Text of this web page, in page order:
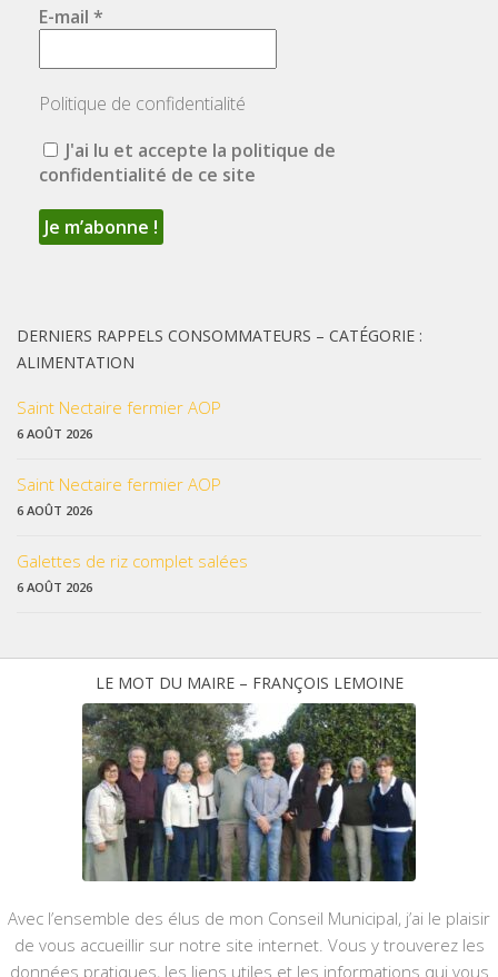
E-mail *
Politique de confidentialité
J'ai lu et accepte la politique de
confidentialité de ce site
DERNIERS RAPPELS CONSOMMATEURS – CATÉGORIE :
ALIMENTATION
Saint Nectaire fermier AOP
6 AOÛT 2026
Saint Nectaire fermier AOP
6 AOÛT 2026
Galettes de riz complet salées
6 AOÛT 2026
LE MOT DU MAIRE – FRANÇOIS LEMOINE
Avec l’ensemble des élus de mon Conseil Municipal, j’ai le plaisir
de vous accueillir sur notre site internet. Vous y trouverez les
données pratiques, les liens utiles et les informations qui vous